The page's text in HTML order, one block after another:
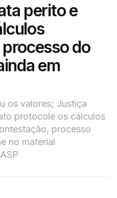
perito e
do
em
os valores; Justiça
protocole os cálculos
processo
no material